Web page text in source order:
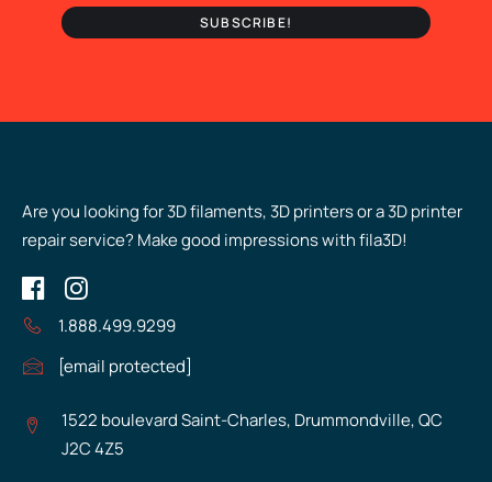
Are you looking for 3D filaments, 3D printers or a 3D printer
repair service? Make good impressions with fila3D!
1.888.499.9299
[email protected]
1522 boulevard Saint-Charles, Drummondville, QC
J2C 4Z5